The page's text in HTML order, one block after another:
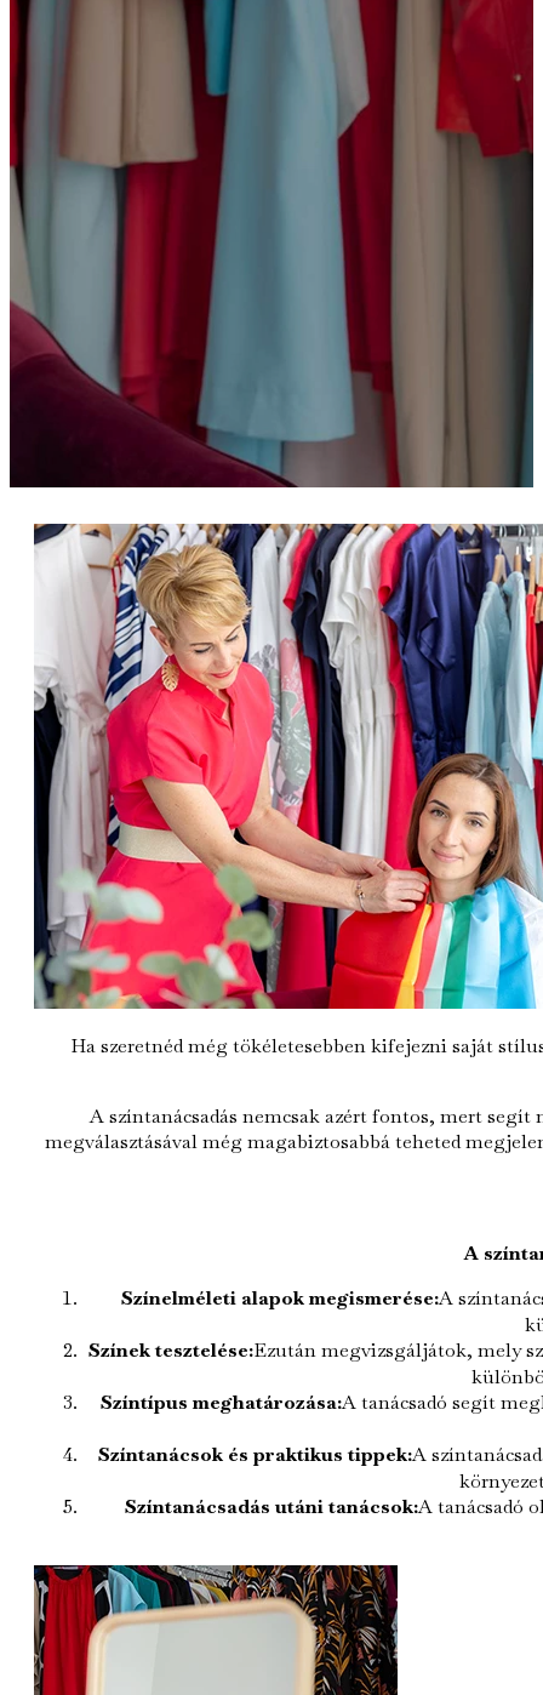
Ha szeretnéd még tökéletesebben kifejezni saját
A színtanácsadás nemcsak azért fontos, mert
megválasztásával még magabiztosabbá teheted
A
Színelméleti alapok megismerése:A
Színek tesztelése:Ezután megvizsgáljátok, mely
Színtípus meghatározása:A tanácsadó segít
Színtanácsok és praktikus tippek:A
Színtanácsadás utáni tanácsok:A tanácsadó